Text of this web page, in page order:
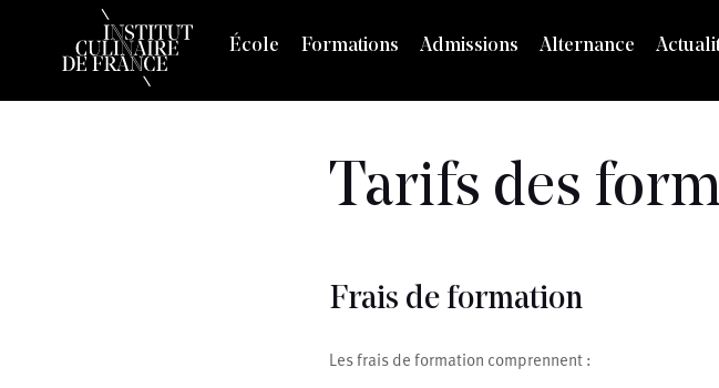
Tarifs des
Frais de formation
Les frais de formation comprennent :
École Formations Admissions Alternance